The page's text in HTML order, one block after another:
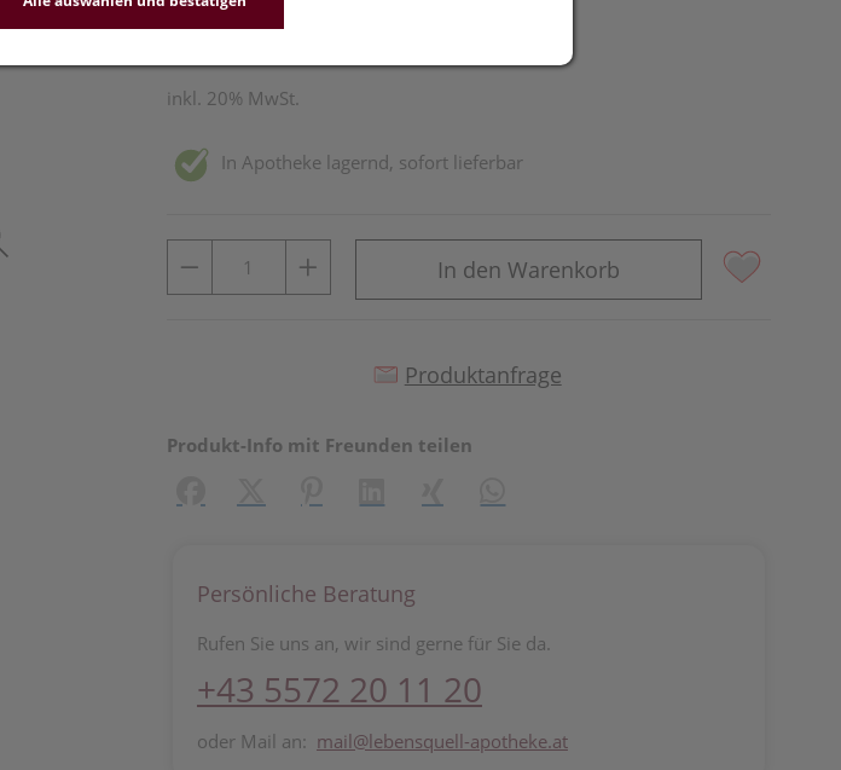
5 ml / Einheit
inkl. 20% MwSt.
In Apotheke lagernd, sofort lieferbar
In den Warenkorb
Produktanfrage
Produkt-Info mit Freunden teilen
Persönliche Beratung
Rufen Sie uns an, wir sind gerne für Sie da.
+43 5572 20 11 20
oder Mail an: mail@lebensquell-apotheke.at